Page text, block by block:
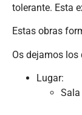
tolerante. Esta
Estas obras
Os dejamos los
Lugar:
Sala